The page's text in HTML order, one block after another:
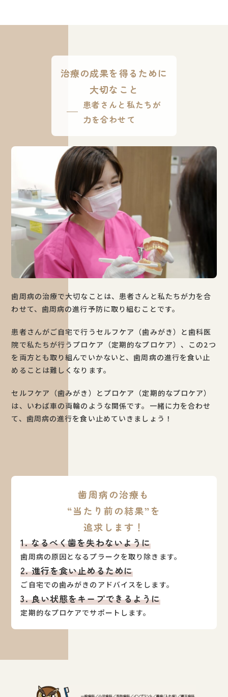
治療の成果を得るために
大切なこと
患者さんと私たちが
力を合わせて
歯周病の治療で大切なことは、患者さんと私たちが力を合
わせて、歯周病の進行予防に取り組むことです。
患者さんがご自宅で行うセルフケア（歯みがき）と歯科医
院で私たちが行うプロケア（定期的なプロケア）、この2つ
を両方とも取り組んでいかないと、歯周病の進行を食い止
めることは難しくなります。
セルフケア（歯みがき）とプロケア（定期的なプロケア）
は、いわば車の両輪のような関係です。一緒に力を合わせ
て、歯周病の進行を食い止めていきましょう！
歯周病の治療も
“当たり前の結果”を
追求します！
1. なるべく歯を失わないように
歯周病の原因となるプラークを取り除きます。
2. 進行を食い止めるために
ご自宅での歯みがきのアドバイスをします。
3. 良い状態をキープできるように
定期的なプロケアでサポートします。